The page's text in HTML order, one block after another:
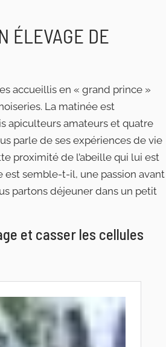
ÉLEVAGE DE
accueillis en « grand prince »
La matinée est
apiculteurs amateurs et quatre
parle de ses expériences de vie
proximité de l’abeille qui lui est
est semble-t-il, une passion avant
partons déjeuner dans un petit
et casser les cellules